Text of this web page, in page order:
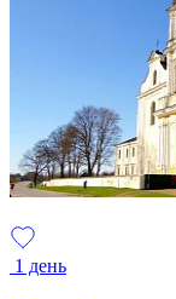
1 день